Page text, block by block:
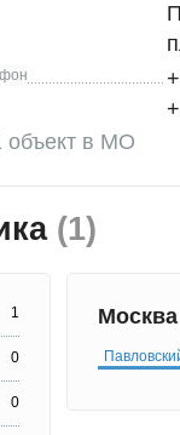
объект в МО
(1)
1
0
0